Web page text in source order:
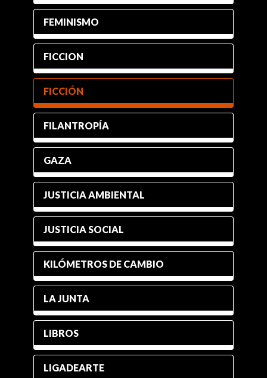
FEMINISMO
FICCION
FICCIÓN
FILANTROPÍA
GAZA
JUSTICIA AMBIENTAL
JUSTICIA SOCIAL
KILÓMETROS DE CAMBIO
LA JUNTA
LIBROS
LIGADEARTE